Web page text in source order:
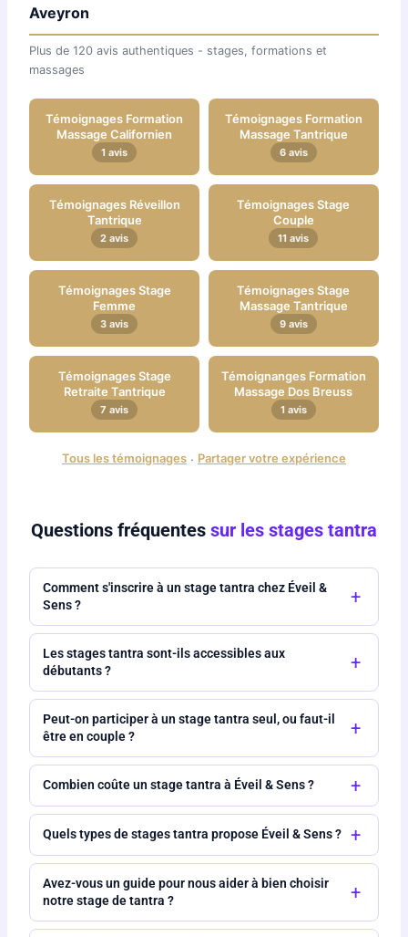
Aveyron
Plus de 120 avis authentiques - stages, formations et
massages
Témoignages Formation
Massage Californien
1 avis
Témoignages Formation
Massage Tantrique
6 avis
Témoignages Réveillon
Tantrique
2 avis
Témoignages Stage
Couple
11 avis
Témoignages Stage
Femme
3 avis
Témoignages Stage
Massage Tantrique
9 avis
Témoignages Stage
Retraite Tantrique
7 avis
Témoignanges Formation
Massage Dos Breuss
1 avis
Tous les témoignages · Partager votre expérience
Questions fréquentes sur les stages tantra
Comment s'inscrire à un stage tantra chez Éveil &
Sens ?
+
Les stages tantra sont-ils accessibles aux
débutants ?
+
Peut-on participer à un stage tantra seul, ou faut-il
être en couple ?
+
Combien coûte un stage tantra à Éveil & Sens ? +
Quels types de stages tantra propose Éveil & Sens ? +
Avez-vous un guide pour nous aider à bien choisir
notre stage de tantra ?
+